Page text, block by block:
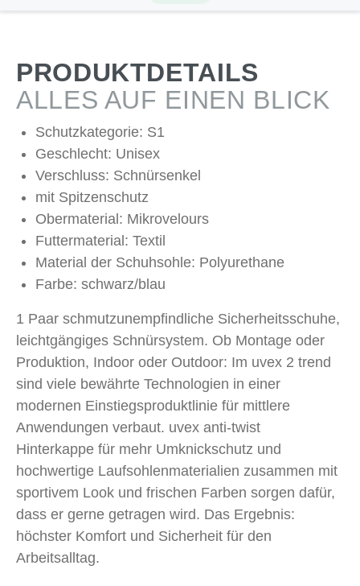
PRODUKTDETAILS
ALLES AUF EINEN BLICK
Schutzkategorie: S1
Geschlecht: Unisex
Verschluss: Schnürsenkel
mit Spitzenschutz
Obermaterial: Mikrovelours
Futtermaterial: Textil
Material der Schuhsohle: Polyurethane
Farbe: schwarz/blau
1 Paar schmutzunempfindliche Sicherheitsschuhe,
leichtgängiges Schnürsystem. Ob Montage oder
Produktion, Indoor oder Outdoor: Im uvex 2 trend
sind viele bewährte Technologien in einer
modernen Einstiegsproduktlinie für mittlere
Anwendungen verbaut. uvex anti-twist
Hinterkappe für mehr Umknickschutz und
hochwertige Laufsohlenmaterialien zusammen mit
sportivem Look und frischen Farben sorgen dafür,
dass er gerne getragen wird. Das Ergebnis:
höchster Komfort und Sicherheit für den
Arbeitsalltag.